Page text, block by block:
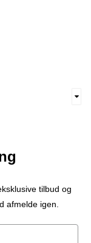
tilbud og
afmelde igen.